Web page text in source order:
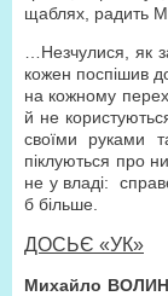
щаблях, радить
…Незчулися, як
кожен поспішив
на кожному
й не
своїми руками
піклуються про
не у владі:
б більше.
ДОСЬЄ «УК»
Михайло